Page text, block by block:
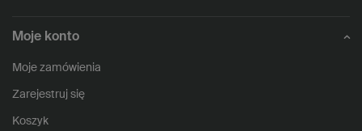
Moje konto
Moje zamówienia
Zarejestruj się
Koszyk